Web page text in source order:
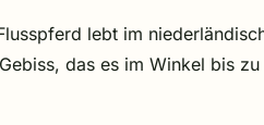
lebt im
das es im Winkel bis zu